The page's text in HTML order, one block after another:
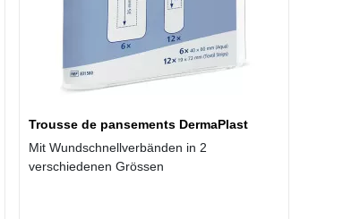
Trousse de pansements DermaPlast
Mit Wundschnellverbänden in 2
verschiedenen Grössen